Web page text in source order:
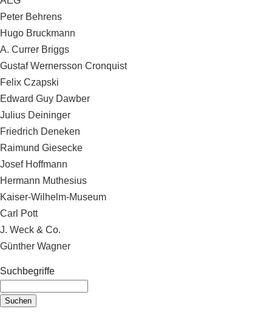
Peter Behrens
Hugo Bruckmann
A. Currer Briggs
Gustaf Wernersson Cronquist
Felix Czapski
Edward Guy Dawber
Julius Deininger
Friedrich Deneken
Raimund Giesecke
Josef Hoffmann
Hermann Muthesius
Kaiser-Wilhelm-Museum
Carl Pott
J. Weck & Co.
Günther Wagner
Suchbegriffe